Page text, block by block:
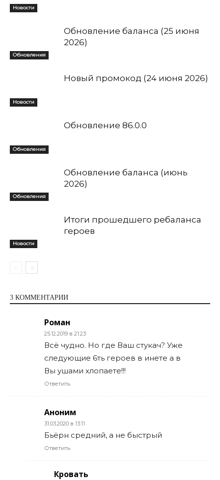
Новости
Обновления
Обновление баланса (25 июня
2026)
Новости
Новый промокод (24 июня 2026)
Обновления
Обновление 86.0.0
Обновления
Обновление баланса (июнь
2026)
Новости
Итоги прошедшего ребаланса
героев
3 КОММЕНТАРИИ
Роман
25.12.2019 в 21:23
Всё чудно. Но где Ваш стукач? Уже
следующие 6ть героев в инете а в
Вы ушами хлопаете!!!
Ответить
Аноним
31.03.2020 в 13:11
Бьёрн средний, а не быстрый
Ответить
Кровать